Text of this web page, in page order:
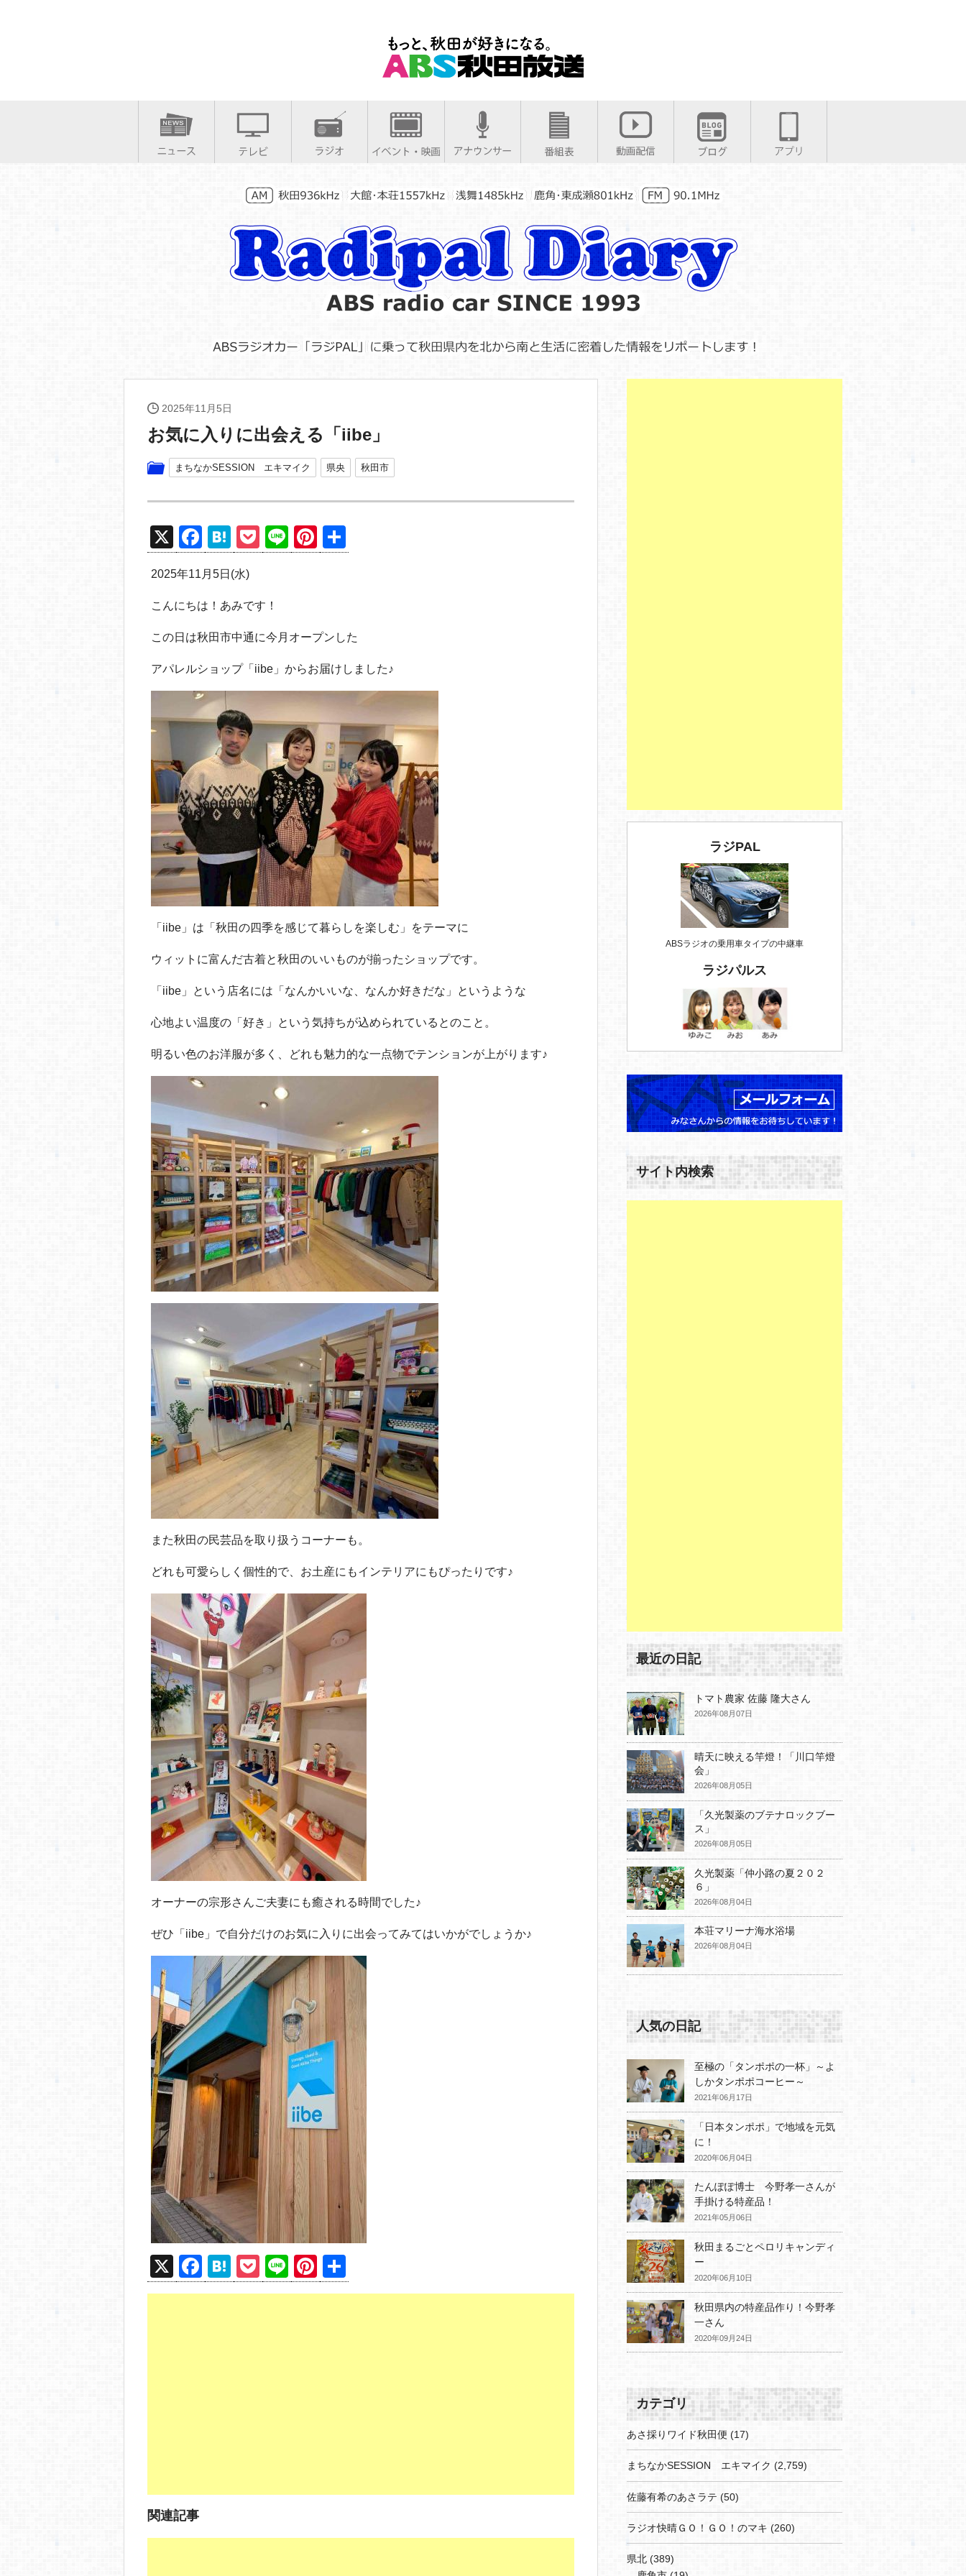
2025年11月5日
お気に入りに出会える「iibe」
まちなかSESSION エキマイク 県央 秋田市
X
F
a
c
e
b
o
k
H
at
e
n
a
P
o
et
Li
n
Pi
nt
st
有
2025年11月5日(水)
こんにちは！あみです！
この日は秋田市中通に今月オープンした
アパレルショップ「iibe」からお届けしました♪
「iibe」は「秋田の四季を感じて暮らしを楽しむ」をテーマに
ウィットに富んだ古着と秋田のいいものが揃ったショップです。
「iibe」という店名には「なんかいいな、なんか好きだな」というような
心地よい温度の「好き」という気持ちが込められているとのこと。
明るい色のお洋服が多く、どれも魅力的な一点物でテンションが上がります♪
また秋田の民芸品を取り扱うコーナーも。
どれも可愛らしく個性的で、お土産にもインテリアにもぴったりです♪
オーナーの宗形さんご夫妻にも癒される時間でした♪
ぜひ「iibe」で自分だけのお気に入りに出会ってみてはいかがでしょうか♪
X
F
a
H
at
P
o
Li
n
Pi
nt 有
関連記事
ラジPAL
ABSラジオの乗用車タイプの中継車
ラジパルス
サイト内検索
最近の日記
トマト農家 佐藤 隆大さん
2026年08月07日
晴天に映える竿燈！「川口竿燈
会」
2026年08月05日
「久光製薬のブテナロックブー
ス」
2026年08月05日
久光製薬「仲小路の夏２０２
６」
2026年08月04日
本荘マリーナ海水浴場
2026年08月04日
人気の日記
至極の「タンポポの一杯」～よ
しかタンポポコーヒー～
2021年06月17日
「日本タンポポ」で地域を元気
に！
2020年06月04日
たんぽぽ博士 今野孝一さんが
手掛ける特産品！
2021年05月06日
秋田まるごとペロリキャンディ
ー
2020年06月10日
秋田県内の特産品作り！今野孝
一さん
2020年09月24日
カテゴリ
あさ採りワイド秋田便 (17)
まちなかSESSION エキマイク (2,759)
佐藤有希のあさラテ (50)
ラジオ快晴ＧＯ！ＧＯ！のマキ (260)
県北 (389)